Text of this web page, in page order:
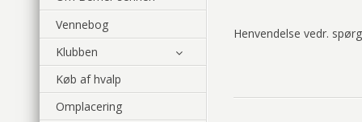
Vennebog
Klubben
Køb af hvalp
Omplacering
Henvendelse vedr.